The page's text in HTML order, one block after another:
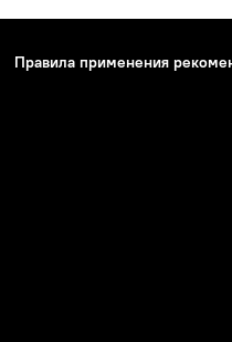
Правила применения